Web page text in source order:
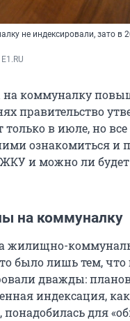
не индексировали, зато в
коммуналку
правительство
в июле, но
ознакомиться и
и можно ли
на коммуналку
жилищно-
было лишь тем,
дважды:
индексация,
для